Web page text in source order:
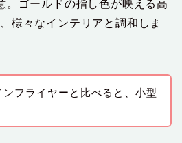
。ゴールドの指し色が映える高
様々なインテリアと調和しま
ンフライヤーと比べると、小型